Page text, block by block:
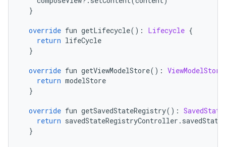
}
override fun getLifecycle(): Lifecycle {
return lifeCycle
}
override fun getViewModelStore(): ViewModelStore
return modelStore
}
override fun getSavedStateRegistry():
return savedStateRegistryController .
}